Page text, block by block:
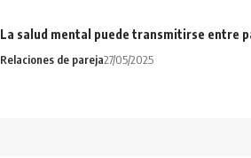
La salud mental puede transmitirse entre
Relaciones de pareja27/05/2025